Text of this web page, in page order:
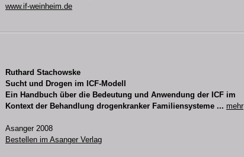
www.if-weinheim.de
Ruthard Stachowske
Sucht und Drogen im ICF-Modell
Ein Handbuch über die Bedeutung und Anwendung der ICF im
Kontext der Behandlung drogenkranker Familiensysteme ... mehr
Asanger 2008
Bestellen im Asanger Verlag